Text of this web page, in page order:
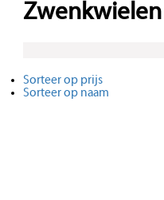
Zwenkwielen
Sorteer op prijs
Sorteer op naam